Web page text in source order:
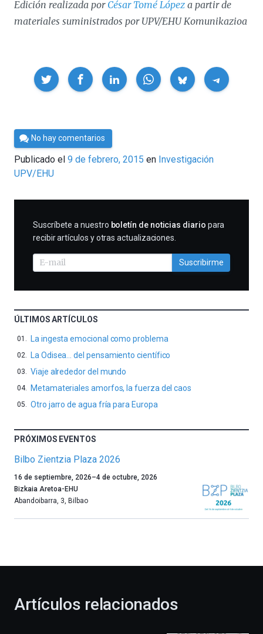
Edición realizada por César Tomé López a partir de
materiales suministrados por UPV/EHU Komunikazioa
Compartir
Por
César
Tomé
No hay comentarios
Publicado el 9 de febrero, 2015 en Investigación
UPV/EHU
SUSCRIBIRME
Suscríbete a nuestro boletín de noticias diario para
recibir artículos y otras actualizaciones.
Suscribirme
ÚLTIMOS ARTÍCULOS
La ingesta emocional como problema
La Odisea… del pensamiento científico
Viaje alrededor del mundo
Metamateriales amorfos, la fuerza del caos
Otro jarro de agua fría para Europa
PRÓXIMOS EVENTOS
Bilbo Zientzia Plaza 2026
Un
año
más,
celebración
16 de septiembre, 2026–4 de octubre, 2026
Bizkaia Aretoa-EHU
Abandoibarra, 3, Bilbao
Artículos relacionados